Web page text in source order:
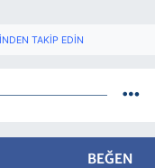
TAKIP EDIN
BEĞEN